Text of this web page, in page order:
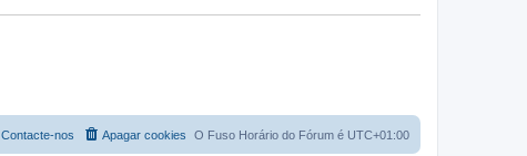
O Fuso Horário do Fórum é UTC+01:00
Apagar cookies
Contacte-nos